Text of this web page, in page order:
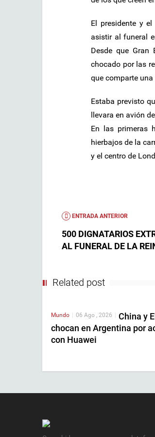
El presidente y
asistir al funeral
Desde que Gran
chocado por las
que comparte
Estaba previsto
llevara en avión
En las primeras
hierbajos de la
y el centro de
ENTRADA ANTERIOR
500 DIGNATARIOS
AL FUNERAL DE LA
Related post
Mundo | 06 Ago , 2026 | China y
chocan en Argentina por
con Huawei